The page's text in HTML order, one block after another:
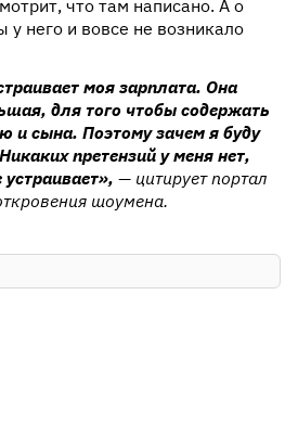
что там написано. А о
него и вовсе не возникало
моя зарплата. Она
для того чтобы содержать
и сына. Поэтому зачем я буду
претензий у меня нет,
— цитирует портал
шоумена.